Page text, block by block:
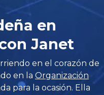
en
Janet
en el corazón de
en laOrganización
para la ocasión. Ella